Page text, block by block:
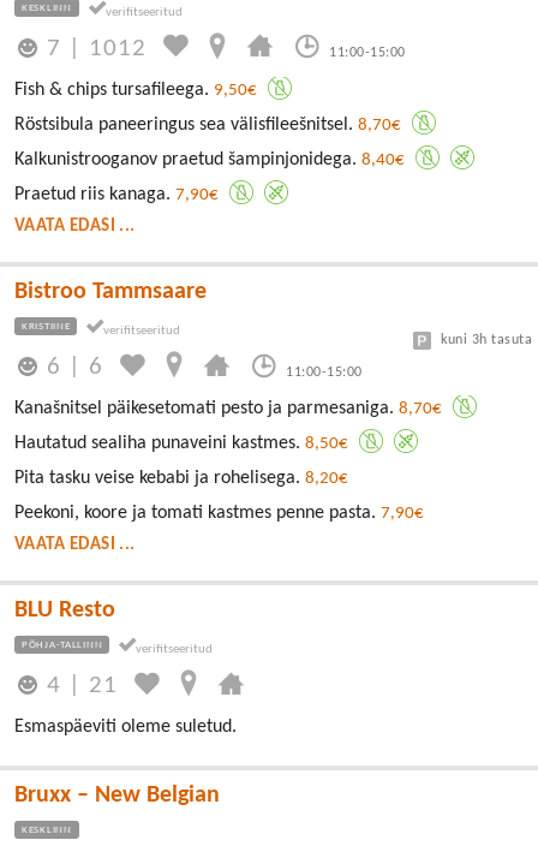
KESKLINN
7 1012 11:00-15:00
Fish & chips tursafileega. 9,50€
Röstsibula paneeringus sea välisfileešnitsel. 8,70€
Kalkunistrooganov praetud šampinjonidega. 8,40€
Praetud riis kanaga. 7,90€
VAATA EDASI ...
Bistroo Tammsaare
KRISTIINE
6 6 11:00-15:00
kuni 3h tasuta
Kanašnitsel päikesetomati pesto ja parmesaniga. 8,70€
Hautatud sealiha punaveini kastmes. 8,50€
Pita tasku veise kebabi ja rohelisega. 8,20€
Peekoni, koore ja tomati kastmes penne pasta. 7,90€
VAATA EDASI ...
BLU Resto
PÕHJA-TALLINN
4 21
Esmaspäeviti oleme suletud.
Bruxx – New Belgian
KESKLINN